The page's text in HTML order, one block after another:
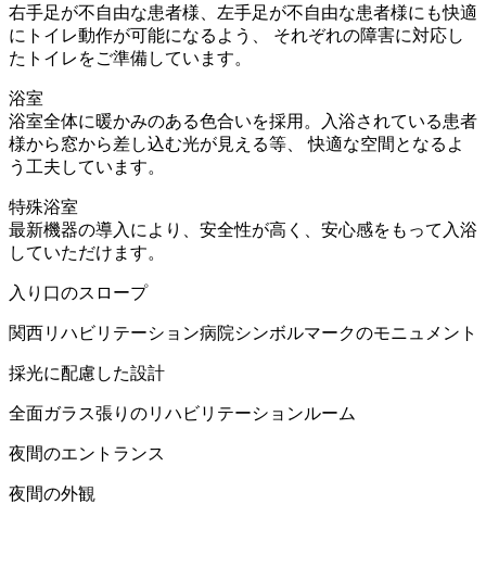
右手足が不自由な患者様、左手足が不自由な患者様にも快適
にトイレ動作が可能になるよう、 それぞれの障害に対応し
たトイレをご準備しています。
浴室
浴室全体に暖かみのある色合いを採用。入浴されている患者
様から窓から差し込む光が見える等、 快適な空間となるよ
う工夫しています。
特殊浴室
最新機器の導入により、安全性が高く、安心感をもって入浴
していただけます。
入り口のスロープ
関西リハビリテーション病院シンボルマークのモニュメント
採光に配慮した設計
全面ガラス張りのリハビリテーションルーム
夜間のエントランス
夜間の外観